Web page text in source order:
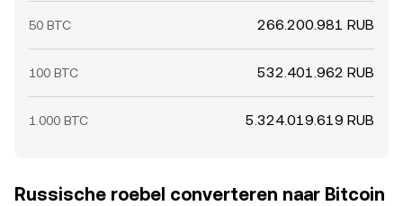
50 BTC 266.200.981 RUB
100 BTC 532.401.962 RUB
1.000 BTC 5.324.019.619 RUB
Russische roebel converteren naar Bitcoin